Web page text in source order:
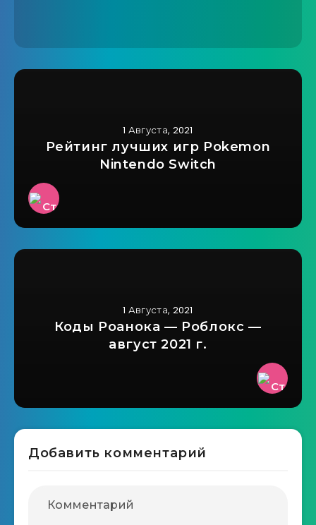
1 Августа, 2021
Рейтинг лучших игр Pokemon
Nintendo Switch
1 Августа, 2021
Коды Роанока — Роблокс —
август 2021 г.
Добавить комментарий